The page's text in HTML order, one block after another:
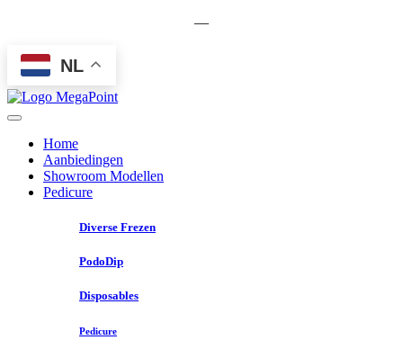
—
NL
Home
Aanbiedingen
Showroom Modellen
Pedicure
Diverse Frezen
PodoDip
Disposables
Pedicure